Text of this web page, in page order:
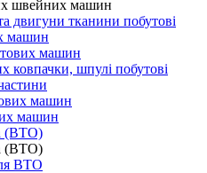
швейних машин
двигуни тканини побутові
машин
машин
ковпачки, шпулі побутові
машин
машин
(ВТО)
(ВТО)
ВТО